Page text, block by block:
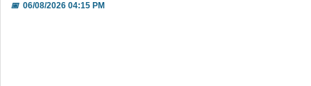
📅06/08/2026 04:15 PM